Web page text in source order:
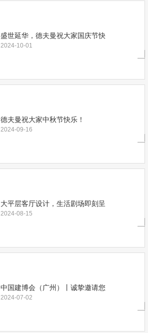
盛世延华，德夫曼祝大家国庆节快
2024-10-01
德夫曼祝大家中秋节快乐！
2024-09-16
大平层客厅设计，生活剧场即刻呈
2024-08-15
中国建博会（广州）丨诚挚邀请您
2024-07-02